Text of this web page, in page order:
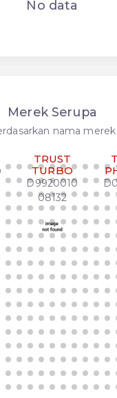
No data
Merek Serupa
nama merek
TRUST
TURBO
D9920010
08132